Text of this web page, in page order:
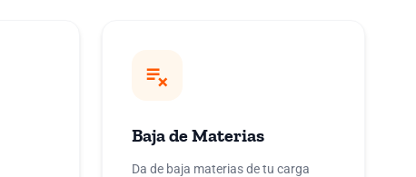
playlist_remove
Baja de Materias
Da de baja materias de tu carga